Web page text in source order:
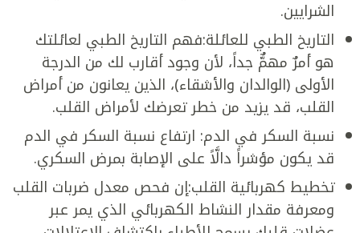
الشرايين.
التاريخ الطبي للعائلة:فهم التاريخ الطبي لعائلتك
هو أمرٌ مهمٌّ جداً، لأن وجود أقارب لك من الدرجة
الأولى (الوالدان والأشقاء)، الذين يعانون من أمراض
القلب، قد يزيد من خطر تعرضك لأمراض القلب.
نسبة السكر في الدم: ارتفاع نسبة السكر في الدم
قد يكون مؤشراً دالَّاً على الإصابة بمرض السكري.
تخطيط كهربائية القلب:إن فحص معدل ضربات القلب
ومعرفة مقدار النشاط الكهربائي الذي يمر عبر